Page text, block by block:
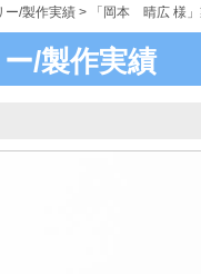
ー/製作実績 > 「岡本 晴広 様」
/製作実績